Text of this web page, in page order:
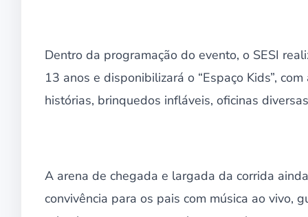
Dentro da programação do evento, o SESI
13 anos e disponibilizará o “Espaço Kids”,
histórias, brinquedos infláveis, oficinas
A arena de chegada e largada da corrida
convivência para os pais com música ao vivo,